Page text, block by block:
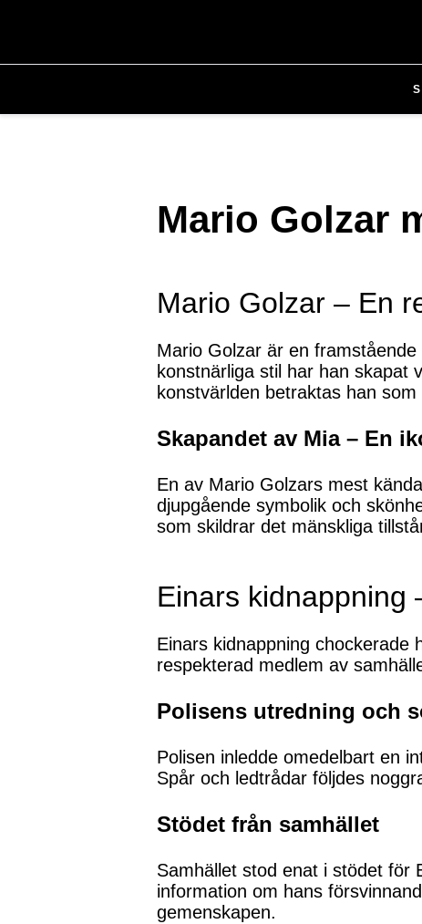
Mario Golzar
Mario Golzar – En
Mario Golzar är en
konstnärliga stil har han skapat
konstvärlden betraktas han
Skapandet av Mia – En
En av Mario Golzars mest
djupgående symbolik och
som skildrar det mänskliga
Einars kidnappning
Einars kidnappning chockerade
respekterad medlem av
Polisens utredning och
Polisen inledde omedelbart en
Spår och ledtrådar följdes
Stödet från samhället
Samhället stod enat i stödet för
information om hans
gemenskapen.